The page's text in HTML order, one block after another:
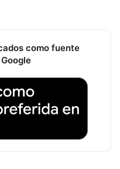
como fuente